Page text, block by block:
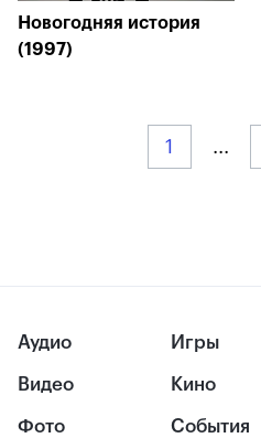
Новогодняя история
(1997)
1 ...
Аудио
Видео
Фото
Игры
Кино
События